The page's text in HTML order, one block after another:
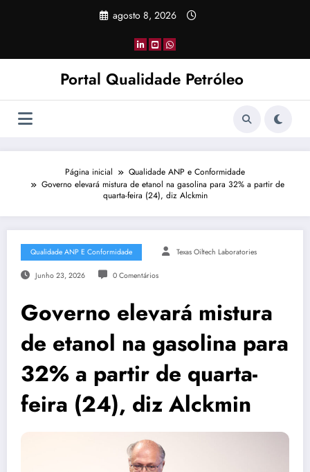
agosto 8, 2026
Portal Qualidade Petróleo
Página inicial
Qualidade ANP e Conformidade
Governo elevará mistura de etanol na gasolina para 32% a partir de
quarta-feira (24), diz Alckmin
Qualidade ANP E Conformidade Texas Oiltech Laboratories
Junho 23, 2026 0 Comentários
Governo elevará mistura
de etanol na gasolina para
32% a partir de quarta-
feira (24), diz Alckmin